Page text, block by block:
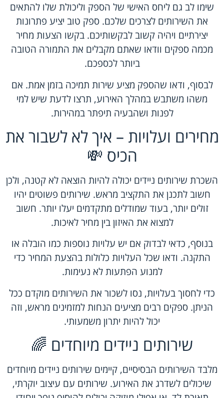
שימו לב גם ליחס האישי של הספק וליכולת שלו להתאים
את השירותים לצרכים שלכם. ספק טוב יציע פתרונות
יצירתיים ויהיה קשוב לבקשותיכם. בקשו הצעות מחיר
מכמה ספקים וודאו שאתם מקבלים את התמורה הטובה
ביותר לכספכם.
לבסוף, ודאו שהספק מציע שירות תמיכה בזמן אמת. אם
משהו משתבש במהלך האירוע, תרצו לדעת שיש למי
לפנות ושהבעיה תיפתר במהירות.
מחירים ועלויות – איך לא לשבור את
הכיס 💸
השכרת שירותים ניידים יכולה להיות הוצאה לא קטנה, ולכן
חשוב לתכנן את התקציב מראש. שירותים פשוטים יהיו
זולים יותר, בעוד שמודלים מתקדמים יעלו יותר. חשוב
למצוא את האיזון בין מחיר לאיכות.
בנוסף, כדאי לבדוק אם יש עלויות נוספות כמו הובלה או
התקנה. ודאו שכל העלויות כלולות בהצעת המחיר כדי
למנוע הפתעות לא נעימות.
כדי לחסוך בעלויות, נסו לשכור את השירותים מוקדם ככל
הניתן. ספקים רבים מציעים הנחות למזמינים מראש, וזה
יכול להיות יתרון משמעותי.
שירותים ניידים מיוחדים 🌈
מלבד השירותים הבסיסיים, קיימים שירותים ניידים מיוחדים
שיכולים לשדרג את האירוע. שירותים עם עיצוב יוקרתי,